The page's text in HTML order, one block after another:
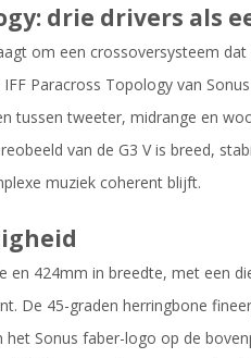
drie drivers als
om een crossoversysteem
Paracross Topology van
tussen tweeter, midrange en
van de G3 V is breed,
muziek coherent blijft.
en 424mm in breedte, met een
De 45-graden herringbone
Sonus faber-logo op de